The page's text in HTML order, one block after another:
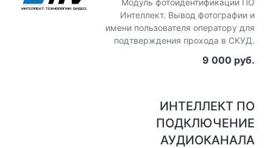
Модуль фотоидентификации ПО
Интеллект. Вывод фотографии и
имени пользователя оператору для
подтверждения прохода в СКУД.
9 000 руб.
ИНТЕЛЛЕКТ ПО
ПОДКЛЮЧЕНИЕ
АУДИОКАНАЛА